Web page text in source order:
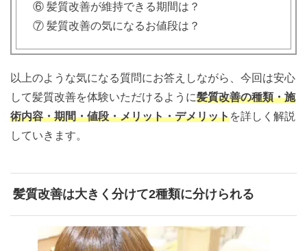
⑥ 髪質改善が維持できる期間は？
⑦ 髪質改善の気になるお値段は？
以上のような気になる質問にお答えしながら、今回は安心
して髪質改善を体験いただけるように髪質改善の種類・施
術内容・期間・値段・メリット・デメリットを詳しく解説
していきます。
髪質改善は大きく分けて2種類に分けられる